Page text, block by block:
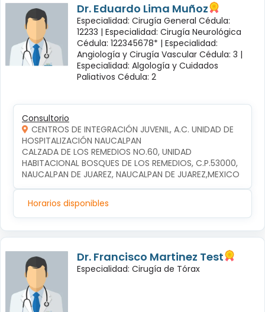
Dr. Eduardo Lima Muñoz
Especialidad: Cirugía General Cédula:
12233 | Especialidad: Cirugía Neurológica
Cédula: 122345678* | Especialidad:
Angiología y Cirugía Vascular Cédula: 3 |
Especialidad: Algología y Cuidados
Paliativos Cédula: 2
Consultorio
CENTROS DE INTEGRACIÓN JUVENIL, A.C. UNIDAD DE
HOSPITALIZACIÓN NAUCALPAN
CALZADA DE LOS REMEDIOS NO.60, UNIDAD
HABITACIONAL BOSQUES DE LOS REMEDIOS, C.P.53000,
NAUCALPAN DE JUAREZ, NAUCALPAN DE JUAREZ,MEXICO
Horarios disponibles
Dr. Francisco Martinez Test
Especialidad: Cirugía de Tórax